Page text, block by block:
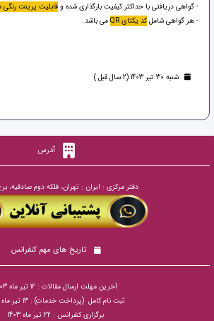
- گواهی دریافتی با حداکثر کیفیت بارگذاری شده و قابلیت پرینت رنگی
- هر گواهی شاملکد یکتای QR می باشد.
شنبه 30 تیر 1403 (2 سال قبل )
آدرس
دفتر مرکزی : ایران : تهران، فلکه دوم صادقیه،
تاریخ های مهم کنفرانس
آخرین مهلت ارسال مقالات : 12 تیر ماه 1403
ثبت نام کامل (پرداخت خدمات) : 13 تیر ماه 1403
برگزاری کنفرانس : 22 تیر ماه 1403